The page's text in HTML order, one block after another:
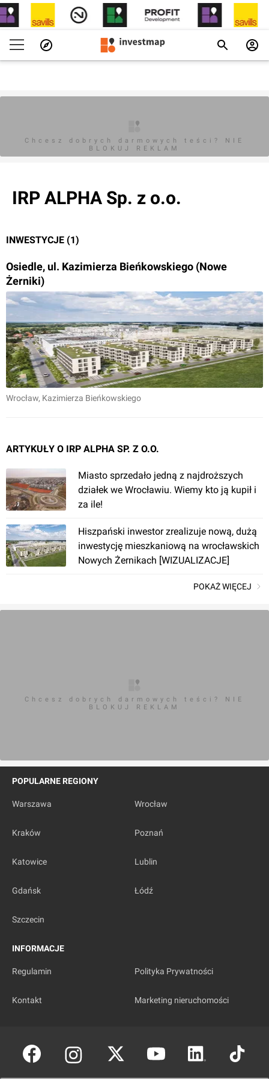
Chcesz dobrych darmowych teści? NIE
BLOKUJ REKLAM
IRP ALPHA Sp. z o.o.
INWESTYCJE (1)
Osiedle, ul. Kazimierza Bieńkowskiego (Nowe
Żerniki)
Wrocław, Kazimierza Bieńkowskiego
ARTYKUŁY O IRP ALPHA SP. Z O.O.
Miasto sprzedało jedną z najdroższych
działek we Wrocławiu. Wiemy kto ją kupił i
za ile!
Hiszpański inwestor zrealizuje nową, dużą
inwestycję mieszkaniową na wrocławskich
Nowych Żernikach [WIZUALIZACJE]
POKAŻ WIĘCEJ
Chcesz dobrych darmowych teści? NIE
BLOKUJ REKLAM
POPULARNE REGIONY
Warszawa Wrocław
Kraków Poznań
Katowice Lublin
Gdańsk Łódź
Szczecin
INFORMACJE
Regulamin Polityka Prywatności
Kontakt Marketing nieruchomości